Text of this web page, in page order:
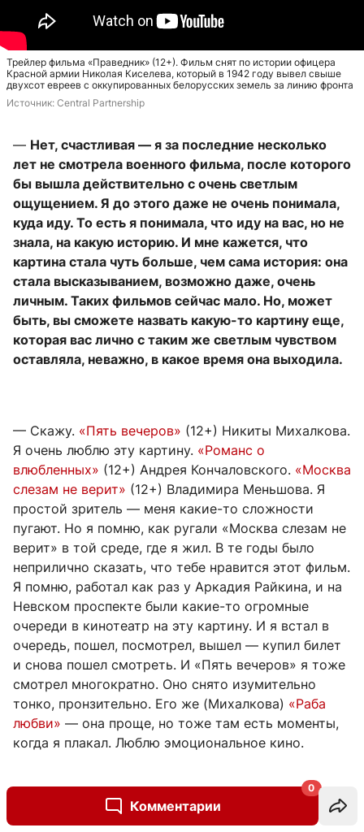
Комментарии
0
Трейлер фильма «Праведник» (12+). Фильм снят по истории офицера
Красной армии Николая Киселева, который в 1942 году вывел свыше
двухсот евреев с оккупированных белорусских земель за линию фронта
Источник: Central Partnership
— Нет, счастливая — я за последние несколько
лет не смотрела военного фильма, после которого
бы вышла действительно с очень светлым
ощущением. Я до этого даже не очень понимала,
куда иду. То есть я понимала, что иду на вас, но не
знала, на какую историю. И мне кажется, что
картина стала чуть больше, чем сама история: она
стала высказыванием, возможно даже, очень
личным. Таких фильмов сейчас мало. Но, может
быть, вы сможете назвать какую-то картину еще,
которая вас лично с таким же светлым чувством
оставляла, неважно, в какое время она выходила.
— Скажу. «Пять вечеров» (12+) Никиты Михалкова.
Я очень люблю эту картину. «Романс о
влюбленных» (12+) Андрея Кончаловского. «Москва
слезам не верит» (12+) Владимира Меньшова. Я
простой зритель — меня какие-то сложности
пугают. Но я помню, как ругали «Москва слезам не
верит» в той среде, где я жил. В те годы было
неприлично сказать, что тебе нравится этот фильм.
Я помню, работал как раз у Аркадия Райкина, и на
Невском проспекте были какие-то огромные
очереди в кинотеатр на эту картину. И я встал в
очередь, пошел, посмотрел, вышел — купил билет
и снова пошел смотреть. И «Пять вечеров» я тоже
смотрел многократно. Оно снято изумительно
тонко, пронзительно. Его же (Михалкова) «Раба
любви» — она проще, но тоже там есть моменты,
когда я плакал. Люблю эмоциональное кино.
—Ваша еврейская бабушка пережила оккупацию
— связан ли ее опыт и опыт вашей семьи с тем,
что вы не прекращаете работать с темой войны?